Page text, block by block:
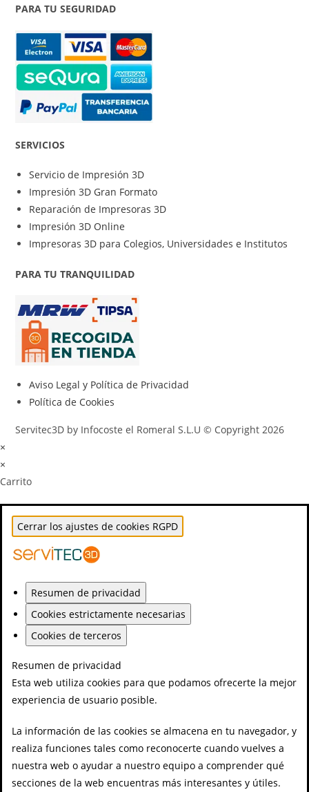
PARA TU SEGURIDAD
SERVICIOS
Servicio de Impresión 3D
Impresión 3D Gran Formato
Reparación de Impresoras 3D
Impresión 3D Online
Impresoras 3D para Colegios, Universidades e Institutos
PARA TU TRANQUILIDAD
Aviso Legal y Política de Privacidad
Política de Cookies
Servitec3D by Infocoste el Romeral S.L.U © Copyright 2026
×
×
Carrito
Cerrar los ajustes de cookies RGPD
Resumen de privacidad
Cookies estrictamente necesarias
Cookies de terceros
Resumen de privacidad
Esta web utiliza cookies para que podamos ofrecerte la mejor
experiencia de usuario posible.
La información de las cookies se almacena en tu navegador, y
realiza funciones tales como reconocerte cuando vuelves a
nuestra web o ayudar a nuestro equipo a comprender qué
secciones de la web encuentras más interesantes y útiles.